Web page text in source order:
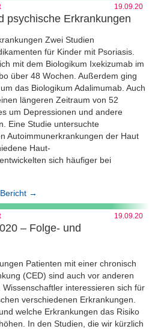
19.09.20
psychische Erkrankungen
Zwei Studien
für Kinder mit Psoriasis.
mit dem Biologikum Ixekizumab im
über 48 Wochen. Außerdem ging
das Biologikum Adalimumab. Auch
längeren Zeitraum von 52
um Depressionen und andere
Eine Studie untersuchte
Autoimmunerkrankungen der Haut
Haut-
sich häufiger bei
→
19.09.20
– Folge- und
Patienten mit einer chronisch
(CED) sind auch vor anderen
interessieren sich für
verschiedenen Erkrankungen.
welche Erkrankungen das Risiko
In den Studien, die wir kürzlich